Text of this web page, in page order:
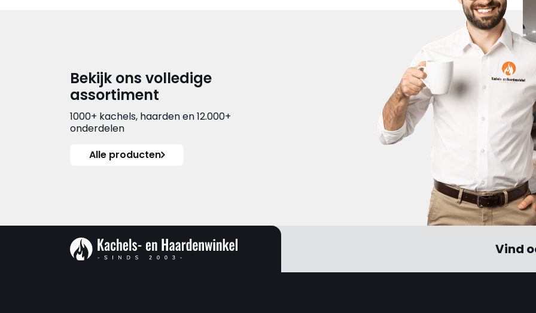
Bekijk ons volledige
assortiment
1000+ kachels, haarden en 12.000+
onderdelen
Alle producten
Vind